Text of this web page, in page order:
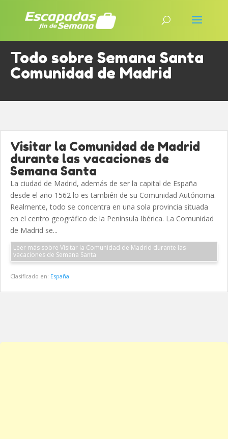
Todo sobre Semana Santa
Comunidad de Madrid
Visitar la Comunidad de Madrid
durante las vacaciones de
Semana Santa
La ciudad de Madrid, además de ser la capital de España
desde el año 1562 lo es también de su Comunidad Autónoma.
Realmente, todo se concentra en una sola provincia situada
en el centro geográfico de la Península Ibérica. La Comunidad
de Madrid se...
Leer más sobre Visitar la Comunidad de Madrid durante las
vacaciones de Semana Santa
Clasificado en: España